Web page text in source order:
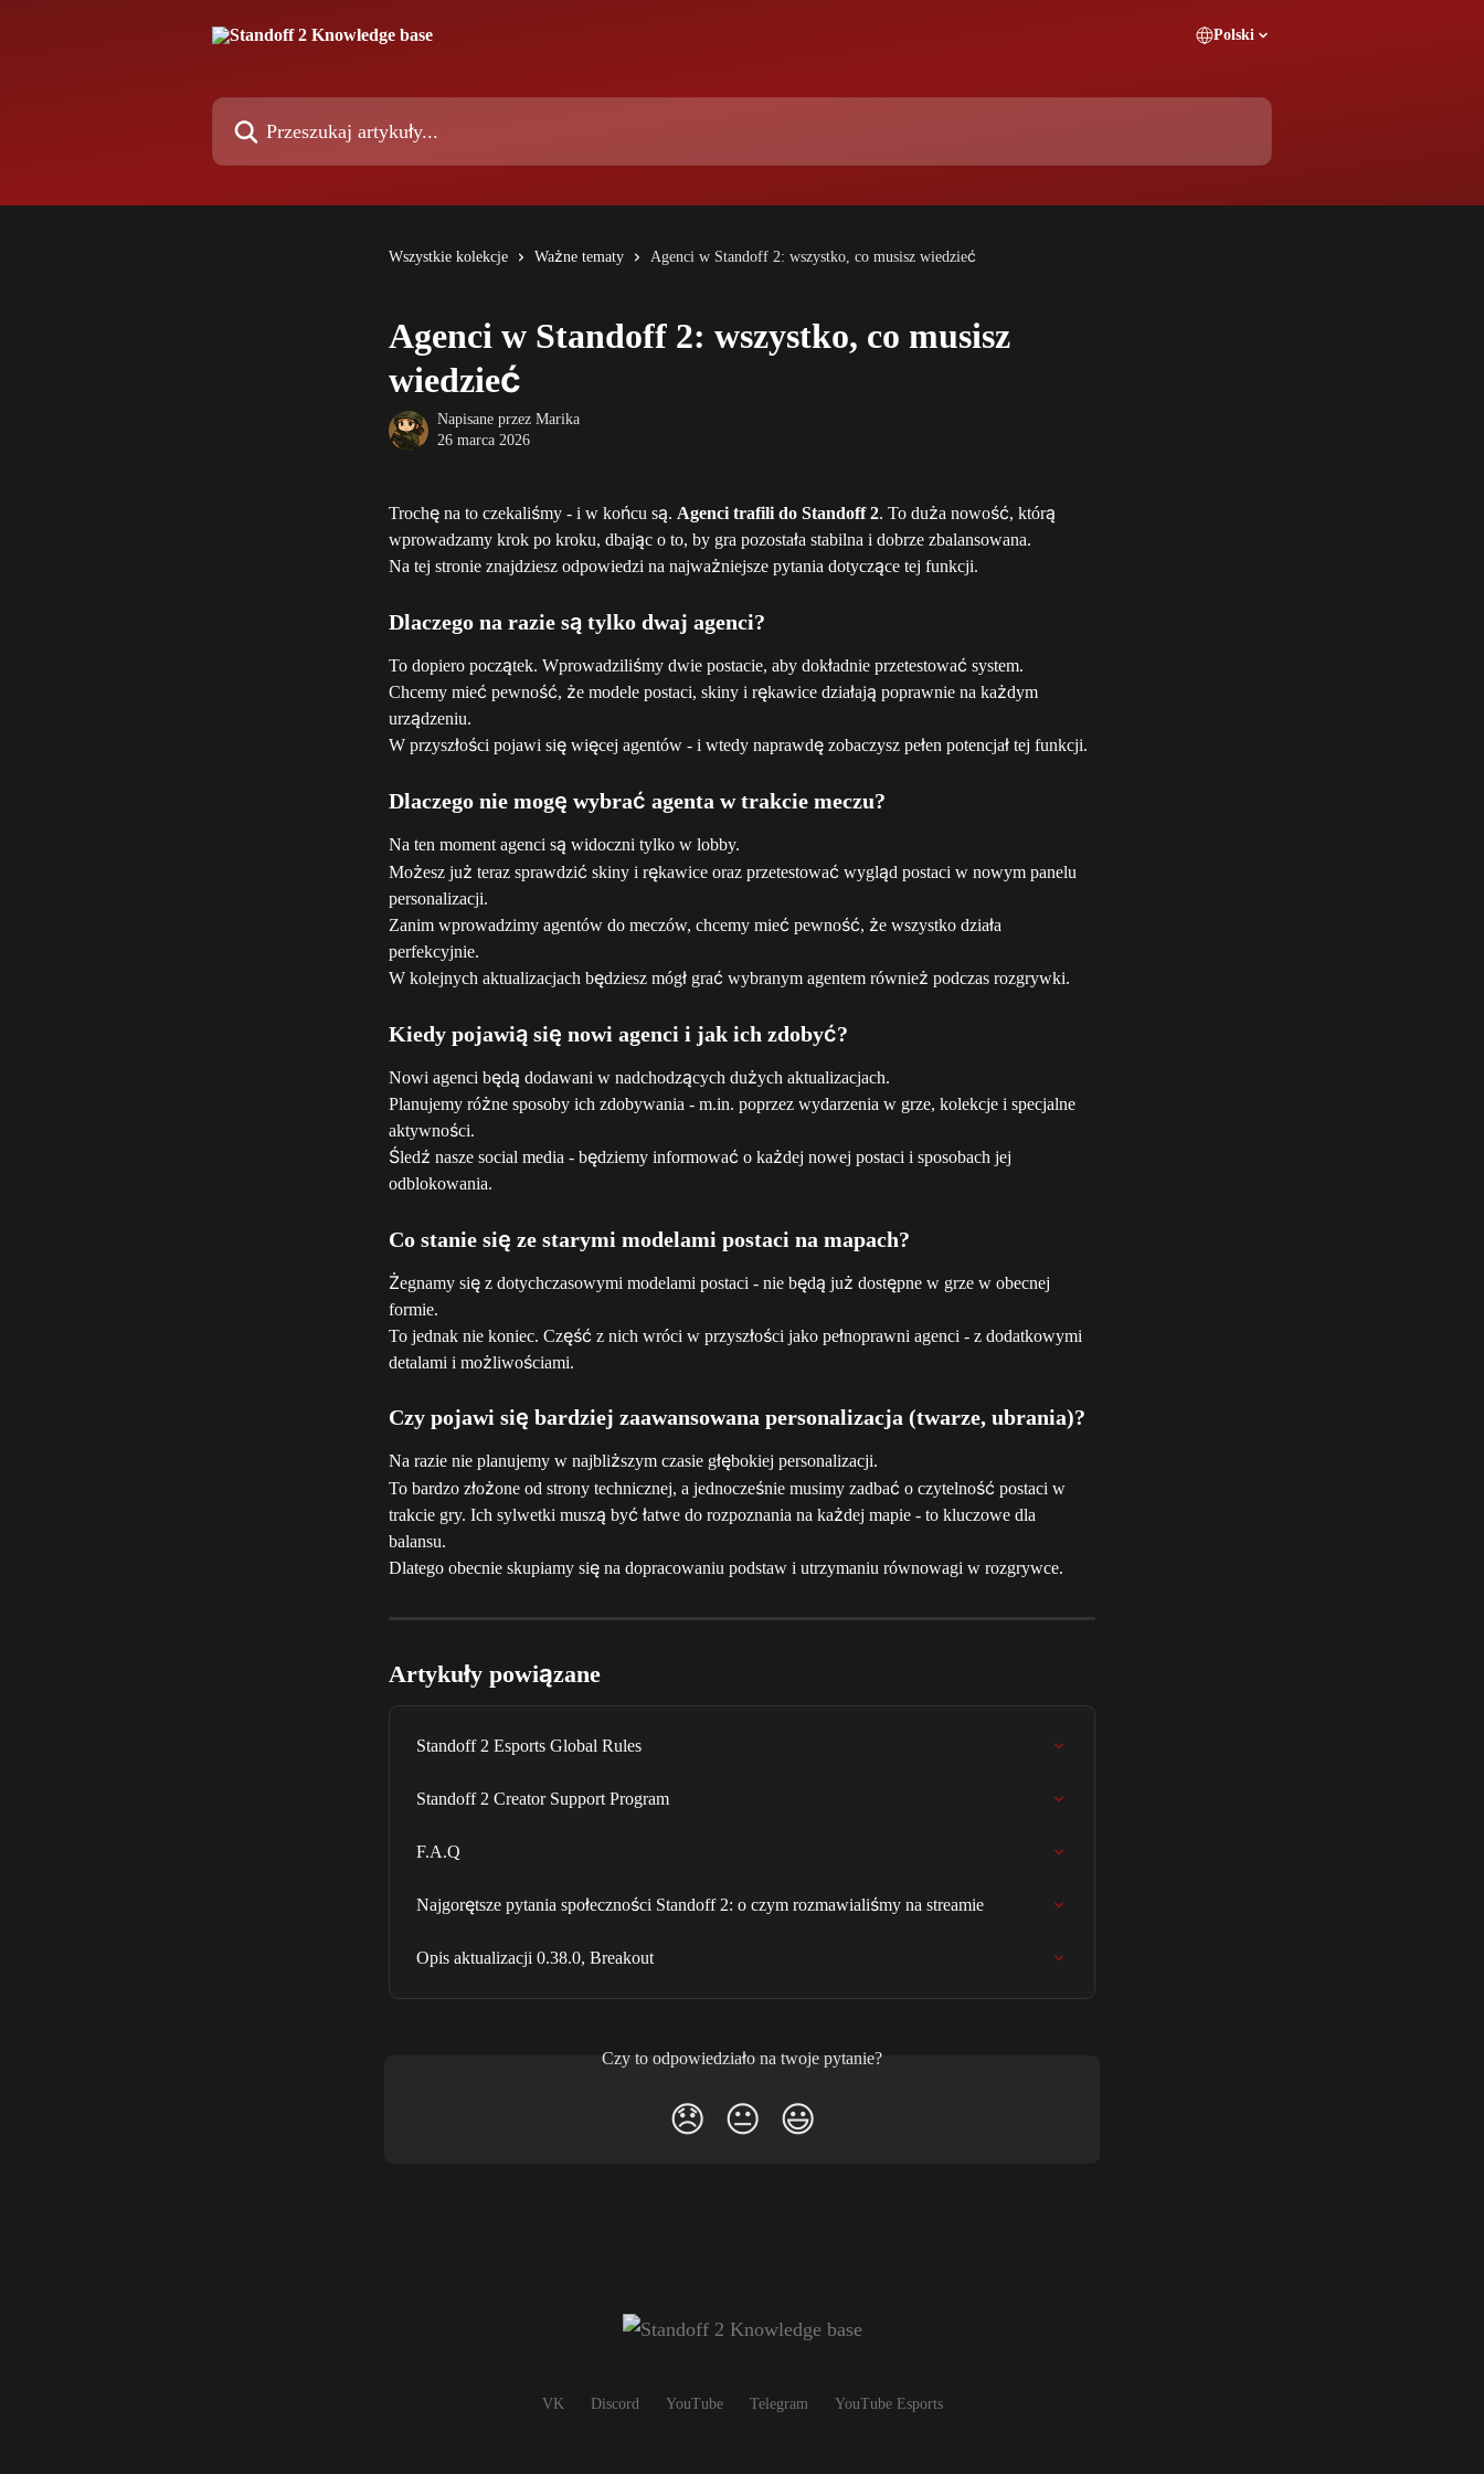
Polski
Przeszukaj artykuły...
Wszystkie kolekcje Ważne tematy Agenci w Standoff 2: wszystko, co musisz wiedzieć
Agenci w Standoff 2: wszystko, co musisz
wiedzieć
Napisane przez Marika
26 marca 2026
Trochę na to czekaliśmy - i w końcu są. Agenci trafili do Standoff 2. To duża nowość, którą
wprowadzamy krok po kroku, dbając o to, by gra pozostała stabilna i dobrze zbalansowana.
Na tej stronie znajdziesz odpowiedzi na najważniejsze pytania dotyczące tej funkcji.
Dlaczego na razie są tylko dwaj agenci?
To dopiero początek. Wprowadziliśmy dwie postacie, aby dokładnie przetestować system.
Chcemy mieć pewność, że modele postaci, skiny i rękawice działają poprawnie na każdym
urządzeniu.
W przyszłości pojawi się więcej agentów - i wtedy naprawdę zobaczysz pełen potencjał tej funkcji.
Dlaczego nie mogę wybrać agenta w trakcie meczu?
Na ten moment agenci są widoczni tylko w lobby.
Możesz już teraz sprawdzić skiny i rękawice oraz przetestować wygląd postaci w nowym panelu
personalizacji.
Zanim wprowadzimy agentów do meczów, chcemy mieć pewność, że wszystko działa
perfekcyjnie.
W kolejnych aktualizacjach będziesz mógł grać wybranym agentem również podczas rozgrywki.
Kiedy pojawią się nowi agenci i jak ich zdobyć?
Nowi agenci będą dodawani w nadchodzących dużych aktualizacjach.
Planujemy różne sposoby ich zdobywania - m.in. poprzez wydarzenia w grze, kolekcje i specjalne
aktywności.
Śledź nasze social media - będziemy informować o każdej nowej postaci i sposobach jej
odblokowania.
Co stanie się ze starymi modelami postaci na mapach?
Żegnamy się z dotychczasowymi modelami postaci - nie będą już dostępne w grze w obecnej
formie.
To jednak nie koniec. Część z nich wróci w przyszłości jako pełnoprawni agenci - z dodatkowymi
detalami i możliwościami.
Czy pojawi się bardziej zaawansowana personalizacja (twarze, ubrania)?
Na razie nie planujemy w najbliższym czasie głębokiej personalizacji.
To bardzo złożone od strony technicznej, a jednocześnie musimy zadbać o czytelność postaci w
trakcie gry. Ich sylwetki muszą być łatwe do rozpoznania na każdej mapie - to kluczowe dla
balansu.
Dlatego obecnie skupiamy się na dopracowaniu podstaw i utrzymaniu równowagi w rozgrywce.
Artykuły powiązane
Standoff 2 Esports Global Rules
Standoff 2 Creator Support Program
F.A.Q
Najgorętsze pytania społeczności Standoff 2: o czym rozmawialiśmy na streamie
Opis aktualizacji 0.38.0, Breakout
Czy to odpowiedziało na twoje pytanie?
😞 😐 😃
VK Discord YouTube Telegram YouTube Esports